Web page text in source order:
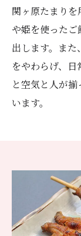
関ヶ原たまり
や姫を使った
出します。ま
をやわらげ、
と空気と人が
います。